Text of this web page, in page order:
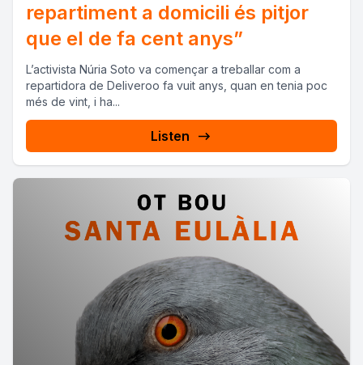
repartiment a domicili és pitjor
que el de fa cent anys”
L’activista Núria Soto va començar a treballar com a
repartidora de Deliveroo fa vuit anys, quan en tenia poc
més de vint, i ha...
Listen